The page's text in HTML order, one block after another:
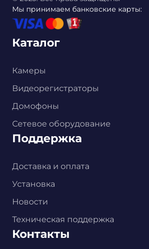
Мы принимаем банковские карты:
Каталог
Камеры
Видеорегистраторы
Домофоны
Сетевое оборудование
Поддержка
Доставка и оплата
Установка
Новости
Техническая поддержка
Контакты